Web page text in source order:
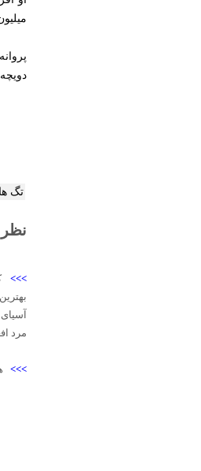
تگ
>>>
مرد
>>>